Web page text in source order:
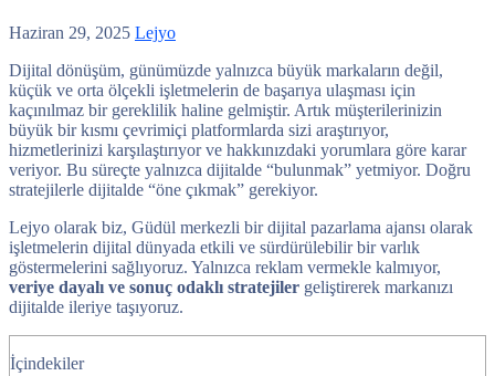
Haziran 29, 2025 Lejyo
Dijital dönüşüm, günümüzde yalnızca büyük markaların değil,
küçük ve orta ölçekli işletmelerin de başarıya ulaşması için
kaçınılmaz bir gereklilik haline gelmiştir. Artık müşterilerinizin
büyük bir kısmı çevrimiçi platformlarda sizi araştırıyor,
hizmetlerinizi karşılaştırıyor ve hakkınızdaki yorumlara göre karar
veriyor. Bu süreçte yalnızca dijitalde “bulunmak” yetmiyor. Doğru
stratejilerle dijitalde “öne çıkmak” gerekiyor.
Lejyo olarak biz, Güdül merkezli bir dijital pazarlama ajansı olarak
işletmelerin dijital dünyada etkili ve sürdürülebilir bir varlık
göstermelerini sağlıyoruz. Yalnızca reklam vermekle kalmıyor,
veriye dayalı ve sonuç odaklı stratejiler geliştirerek markanızı
dijitalde ileriye taşıyoruz.
İçindekiler